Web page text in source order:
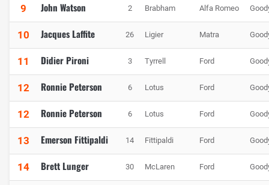
9 John Watson 2 Brabham Alfa Romeo
10 Jacques Laffite 26 Ligier Matra
11 Didier Pironi 3 Tyrrell Ford
12 Ronnie Peterson 6 Lotus Ford
12 Ronnie Peterson 6 Lotus Ford
13 Emerson Fittipaldi 14 Fittipaldi Ford
14 Brett Lunger 30 McLaren Ford